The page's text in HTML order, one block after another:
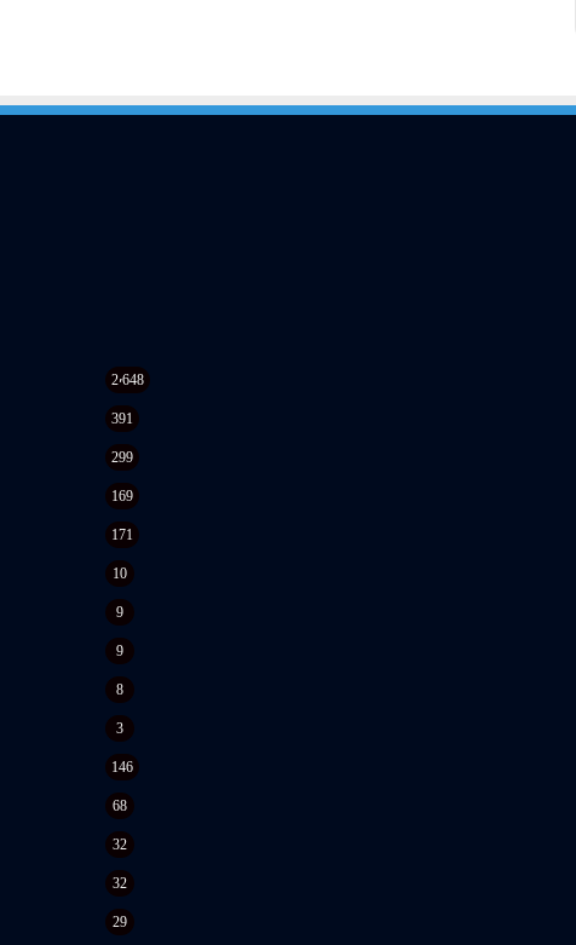
2٬648
391
299
169
171
10
9
9
8
3
146
68
32
32
29